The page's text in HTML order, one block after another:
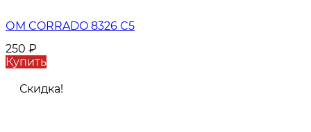
ОМ CORRADO 8326 C5
250 ₽
Купить
Скидка!